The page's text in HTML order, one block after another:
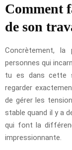
Comment
de son
Concrètement,
personnes qui
tu es dans cette
regarder
de gérer les
stable quand il y a
qui font la
impressionnante.